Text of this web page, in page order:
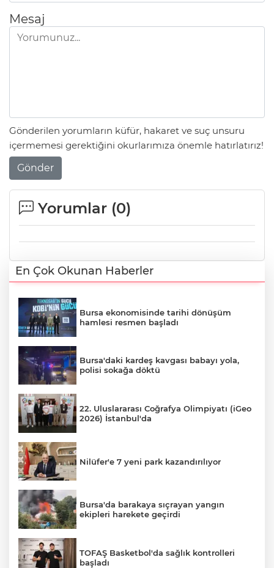
Mesaj
Gönderilen yorumların küfür, hakaret ve suç unsuru
içermemesi gerektiğini okurlarımıza önemle hatırlatırız!
Gönder
Yorumlar (0)
En Çok Okunan Haberler
Bursa ekonomisinde tarihi dönüşüm
hamlesi resmen başladı
Bursa'daki kardeş kavgası babayı yola,
polisi sokağa döktü
22. Uluslararası Coğrafya Olimpiyatı (iGeo
2026) İstanbul'da
Nilüfer'e 7 yeni park kazandırılıyor
Bursa'da barakaya sıçrayan yangın
ekipleri harekete geçirdi
TOFAŞ Basketbol'da sağlık kontrolleri
başladı